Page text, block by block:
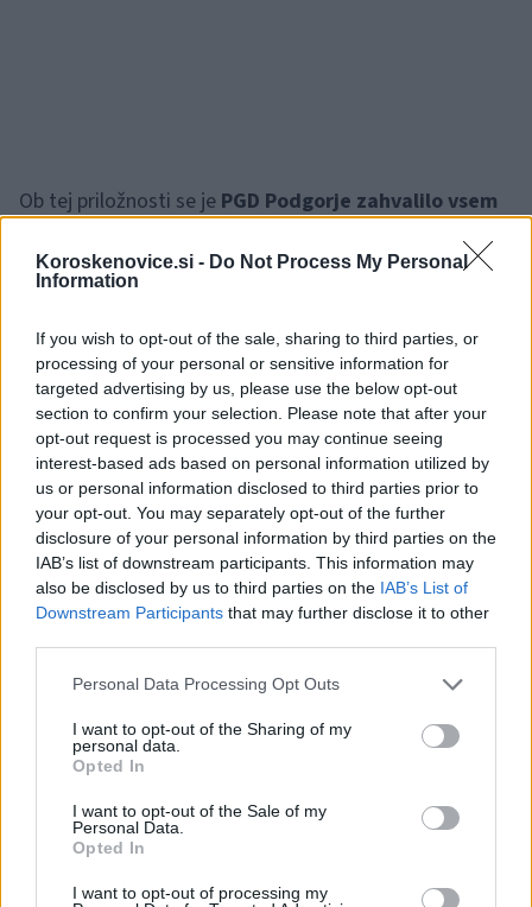
Koroskenovice.si - Do Not Process My Personal
Information
If you wish to opt-out of the sale, sharing to third parties, or
processing of your personal or sensitive information for
targeted advertising by us, please use the below opt-out
section to confirm your selection. Please note that after your
opt-out request is processed you may continue seeing
interest-based ads based on personal information utilized by
us or personal information disclosed to third parties prior to
your opt-out. You may separately opt-out of the further
disclosure of your personal information by third parties on the
IAB’s list of downstream participants. This information may
also be disclosed by us to third parties on the IAB’s List of
Downstream Participants that may further disclose it to other
Please note that this website/app uses one or more Google
not limited to your visit or usage behaviour. You may click to
grant or deny consent to Google and its third-party tags to
use your data for below specified purposes in below Google
consent section.
Personal Data Processing Opt Outs
I want to opt-out of the Sharing of my
personal data.
Opted In
I want to opt-out of the Sale of my
Personal Data.
Opted In
I want to opt-out of processing my
Ob tej priložnosti se je PGD Podgorje zahvalilo vsem
, ki skrbijo za dobrobit krajanov, prav tako pa so
besedo zahvale namenili prav tem.
Krajanom, ki s
stojijo gasilcem.
Kot se za tako obletnico spodobi, je zvečer sledila
velika gasilska veselica, s pričetkom ob 19. uri. Ljudje
od blizu in daleč so se pridružili gasilcem in ob dobri
glasbiansambla Jureta Zajca, odlični hrani in pijači,
praznovali še dolgo v noč.
Fotogalerija
1 / 62